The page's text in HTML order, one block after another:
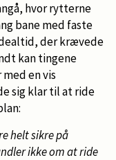
hvor rytterne
bane med faste
der krævede
kan tingene
en vis
sig klar til at ride
helt sikre på
ikke om at ride